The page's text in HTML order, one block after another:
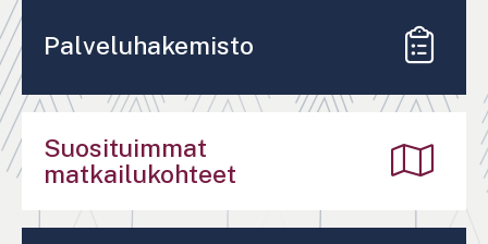
Palveluhakemisto
Suosituimmat
matkailukohteet